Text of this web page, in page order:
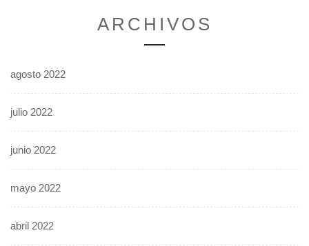
ARCHIVOS
agosto 2022
julio 2022
junio 2022
mayo 2022
abril 2022